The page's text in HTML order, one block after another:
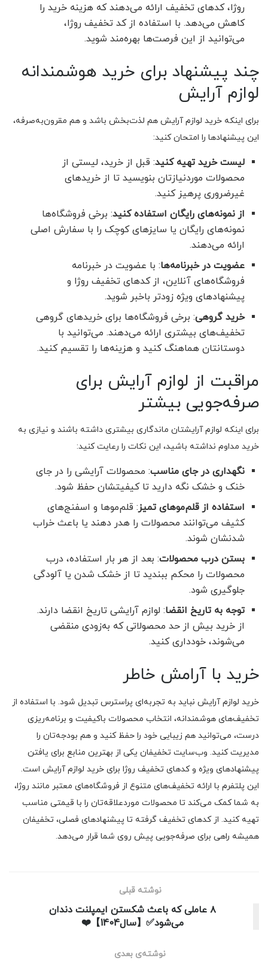
روژا، کدهای تخفیف ارائه می‌دهند که هزینه خرید را
کاهش می‌دهد. با استفاده از کد تخفیف روژا،
می‌توانید از این فرصت‌ها بهره‌مند شوید.
چند پیشنهاد برای خرید هوشمندانه
لوازم آرایش
برای اینکه خرید لوازم آرایش هم لذت‌بخش باشد و هم مقرون‌به‌صرفه،
این پیشنهادها را امتحان کنید:
لیست خرید تهیه کنید: قبل از خرید، لیستی از
محصولات موردنیازتان بنویسید تا از خریدهای
غیرضروری پرهیز کنید.
از نمونه‌های رایگان استفاده کنید: برخی فروشگاه‌ها
نمونه‌های رایگان یا سایزهای کوچک را با سفارش اصلی
ارائه می‌دهند.
عضویت در خبرنامه‌ها: با عضویت در خبرنامه
فروشگاه‌های آنلاین، از کدهای تخفیف روژا و
پیشنهادهای ویژه زودتر باخبر شوید.
خرید گروهی: برخی فروشگاه‌ها برای خریدهای گروهی
تخفیف‌های بیشتری ارائه می‌دهند. می‌توانید با
دوستانتان هماهنگ کنید و هزینه‌ها را تقسیم کنید.
مراقبت از لوازم آرایش برای
صرفه‌جویی بیشتر
برای اینکه لوازم آرایشتان ماندگاری بیشتری داشته باشند و نیازی به
خرید مداوم نداشته باشید، این نکات را رعایت کنید:
نگهداری در جای مناسب: محصولات آرایشی را در جای
خنک و خشک نگه دارید تا کیفیتشان حفظ شود.
استفاده از قلم‌موهای تمیز: قلم‌موها و اسفنج‌های
کثیف می‌توانند محصولات را هدر دهند یا باعث خراب
شدنشان شوند.
بستن درب محصولات: بعد از هر بار استفاده، درب
محصولات را محکم ببندید تا از خشک شدن یا آلودگی
جلوگیری شود.
توجه به تاریخ انقضا: لوازم آرایشی تاریخ انقضا دارند.
از خرید بیش از حد محصولاتی که به‌زودی منقضی
می‌شوند، خودداری کنید.
خرید با آرامش خاطر
خرید لوازم آرایش نباید به تجربه‌ای پراسترس تبدیل شود. با استفاده از
تخفیف‌های هوشمندانه، انتخاب محصولات باکیفیت و برنامه‌ریزی
درست، می‌توانید هم زیبایی خود را حفظ کنید و هم بودجه‌تان را
مدیریت کنید. وب‌سایت تخفیفان یکی از بهترین منابع برای یافتن
پیشنهادهای ویژه و کدهای تخفیف روژا برای خرید لوازم آرایش است.
این پلتفرم با ارائه تخفیف‌های متنوع از فروشگاه‌های معتبر مانند روژا،
به شما کمک می‌کند تا محصولات موردعلاقه‌تان را با قیمتی مناسب
تهیه کنید. از کدهای تخفیف گرفته تا پیشنهادهای فصلی، تخفیفان
همیشه راهی برای صرفه‌جویی پیش روی شما قرار می‌دهد.
نوشته قبلی
۸ عاملی که باعث شکستن ایمپلنت دندان
می‌شود✅️【سال1404】❤️
نوشته‌ی بعدی